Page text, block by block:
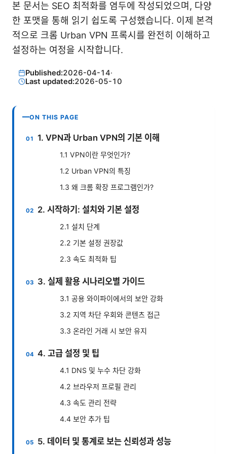
본 문서는 SEO 최적화를 염두에 작성되었으며, 다양
한 포맷을 통해 읽기 쉽도록 구성했습니다. 이제 본격
적으로 크롬 Urban VPN 프록시를 완전히 이해하고
설정하는 여정을 시작합니다.
Published:2026-04-14·
Last updated:2026-05-10
ON THIS PAGE
1. VPN과 Urban VPN의 기본 이해
1.1 VPN이란 무엇인가?
1.2 Urban VPN의 특징
1.3 왜 크롬 확장 프로그램인가?
2. 시작하기: 설치와 기본 설정
2.1 설치 단계
2.2 기본 설정 권장값
2.3 속도 최적화 팁
3. 실제 활용 시나리오별 가이드
3.1 공용 와이파이에서의 보안 강화
3.2 지역 차단 우회와 콘텐츠 접근
3.3 온라인 거래 시 보안 유지
4. 고급 설정 및 팁
4.1 DNS 및 누수 차단 강화
4.2 브라우저 프로필 관리
4.3 속도 관리 전략
4.4 보안 추가 팁
5. 데이터 및 통계로 보는 신뢰성과 성능